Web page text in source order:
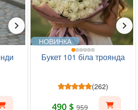
НОВИНКА
Букет 101 біла троянда
(262)
490 $ 959